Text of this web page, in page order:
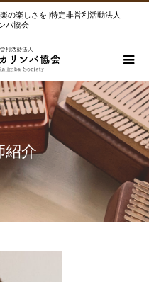
の楽しさを |特定非営利活動法人
バ協会
紹介